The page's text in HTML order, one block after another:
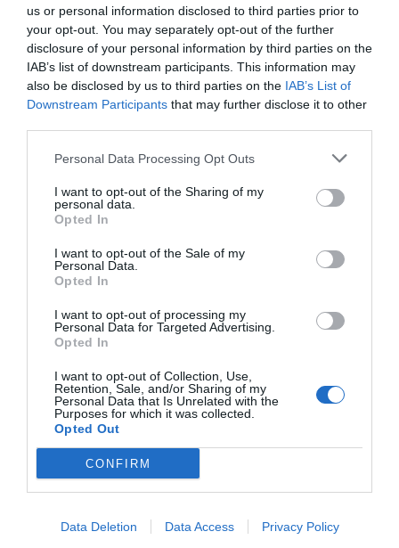
us or personal information disclosed to third parties prior to
your opt-out. You may separately opt-out of the further
disclosure of your personal information by third parties on the
IAB’s list of downstream participants. This information may
also be disclosed by us to third parties on the IAB’s List of
Downstream Participants that may further disclose it to other
Personal Data Processing Opt Outs
I want to opt-out of the Sharing of my
personal data.
Opted In
I want to opt-out of the Sale of my
Personal Data.
Opted In
I want to opt-out of processing my
Personal Data for Targeted Advertising.
Opted In
I want to opt-out of Collection, Use,
Retention, Sale, and/or Sharing of my
Personal Data that Is Unrelated with the
Purposes for which it was collected.
Opted Out
CONFIRM
Data Deletion Data Access Privacy Policy